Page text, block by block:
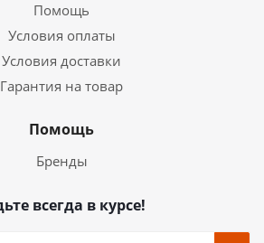
Помощь
Условия оплаты
Условия доставки
Гарантия на товар
Помощь
Бренды
всегда в курсе!